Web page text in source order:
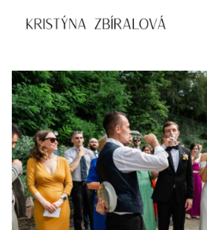
obsahu
Kristýna